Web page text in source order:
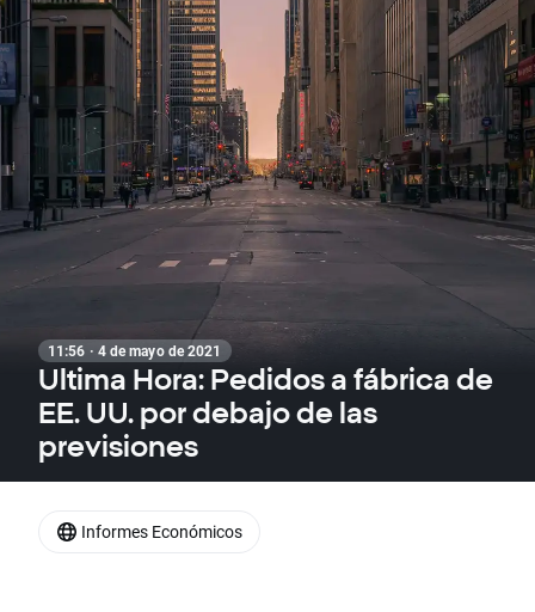
11:56 · 4 de mayo de 2021
Ultima Hora: Pedidos a fábrica de
EE. UU. por debajo de las
previsiones
Informes Económicos